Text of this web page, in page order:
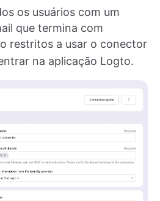
os usuários com um
que termina com
restritos a usar o conector
na aplicação Logto.